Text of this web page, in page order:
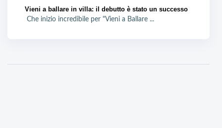
Vieni a ballare in villa: il debutto è stato un successo
Che inizio incredibile per "Vieni a Ballare ...